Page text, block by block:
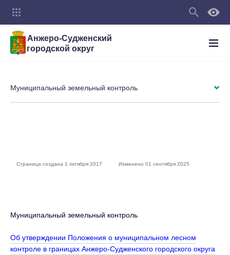
Анжеро-Судженский
городской округ
Муниципальный земельный контроль
Об утверждении Положения о муниципальном лесном
контроле в границах Анжеро-Судженского городского округа
Муниципальный земельный контроль
Страница создана 1 октября 2017 Изменено 01 сентября 2025